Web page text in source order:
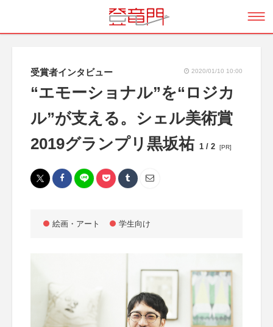
受賞者インタビュー 2020/01/10 10:00
“エモーショナル”を“ロジカ
ル”が支える。シェル美術賞
2019グランプリ黒坂祐 1 / 2 [PR]
絵画・アート 学生向け